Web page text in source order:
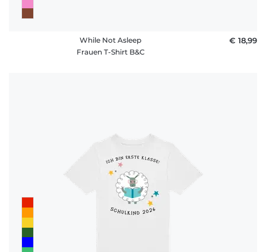
While Not Asleep
Frauen T-Shirt B&C
€ 18,99